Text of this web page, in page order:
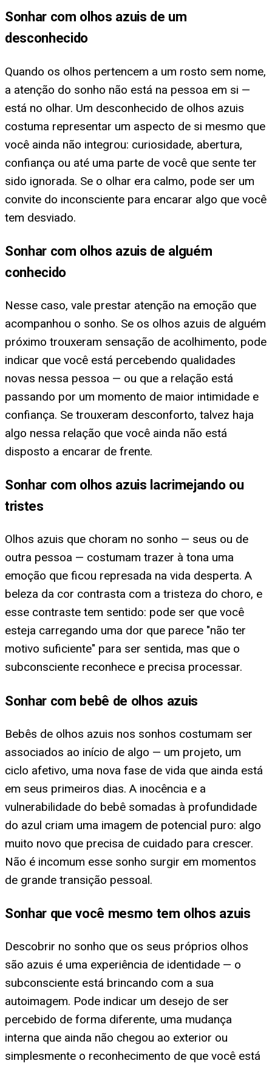
Sonhar com olhos azuis de um
desconhecido
Quando os olhos pertencem a um rosto sem nome,
a atenção do sonho não está na pessoa em si —
está no olhar. Um desconhecido de olhos azuis
costuma representar um aspecto de si mesmo que
você ainda não integrou: curiosidade, abertura,
confiança ou até uma parte de você que sente ter
sido ignorada. Se o olhar era calmo, pode ser um
convite do inconsciente para encarar algo que você
tem desviado.
Sonhar com olhos azuis de alguém
conhecido
Nesse caso, vale prestar atenção na emoção que
acompanhou o sonho. Se os olhos azuis de alguém
próximo trouxeram sensação de acolhimento, pode
indicar que você está percebendo qualidades
novas nessa pessoa — ou que a relação está
passando por um momento de maior intimidade e
confiança. Se trouxeram desconforto, talvez haja
algo nessa relação que você ainda não está
disposto a encarar de frente.
Sonhar com olhos azuis lacrimejando ou
tristes
Olhos azuis que choram no sonho — seus ou de
outra pessoa — costumam trazer à tona uma
emoção que ficou represada na vida desperta. A
beleza da cor contrasta com a tristeza do choro, e
esse contraste tem sentido: pode ser que você
esteja carregando uma dor que parece "não ter
motivo suficiente" para ser sentida, mas que o
subconsciente reconhece e precisa processar.
Sonhar com bebê de olhos azuis
Bebês de olhos azuis nos sonhos costumam ser
associados ao início de algo — um projeto, um
ciclo afetivo, uma nova fase de vida que ainda está
em seus primeiros dias. A inocência e a
vulnerabilidade do bebê somadas à profundidade
do azul criam uma imagem de potencial puro: algo
muito novo que precisa de cuidado para crescer.
Não é incomum esse sonho surgir em momentos
de grande transição pessoal.
Sonhar que você mesmo tem olhos azuis
Descobrir no sonho que os seus próprios olhos
são azuis é uma experiência de identidade — o
subconsciente está brincando com a sua
autoimagem. Pode indicar um desejo de ser
percebido de forma diferente, uma mudança
interna que ainda não chegou ao exterior ou
simplesmente o reconhecimento de que você está